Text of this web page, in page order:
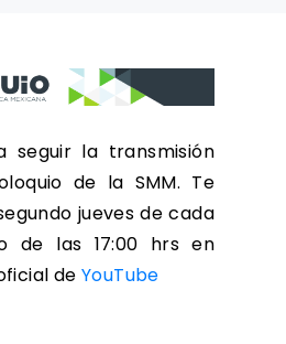
seguir la transmisión
de la SMM. Te
jueves de cada
de las 17:00 hrs en
de YouTube